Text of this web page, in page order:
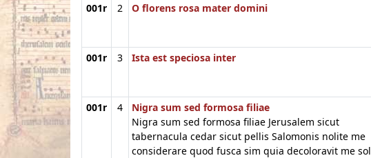
001r 2 O florens rosa mater domini
001r 3 Ista est speciosa inter
001r 4
Nigra sum sed formosa filiae
Nigra sum sed formosa filiae Jerusalem sicut
tabernacula cedar sicut pellis Salomonis nolite me
considerare quod fusca sim quia decoloravit me sol